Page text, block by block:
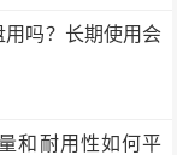
吗？长期使用会
和耐用性如何平